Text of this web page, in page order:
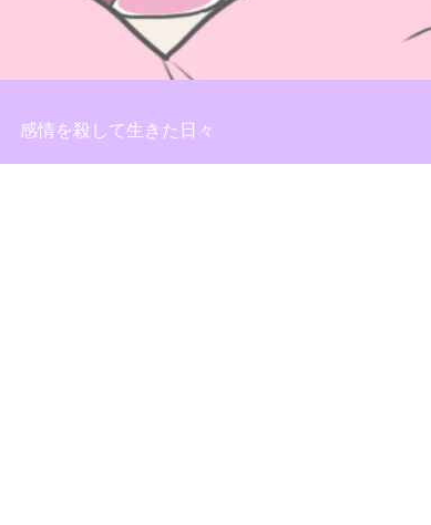
感情を殺して生きた日々